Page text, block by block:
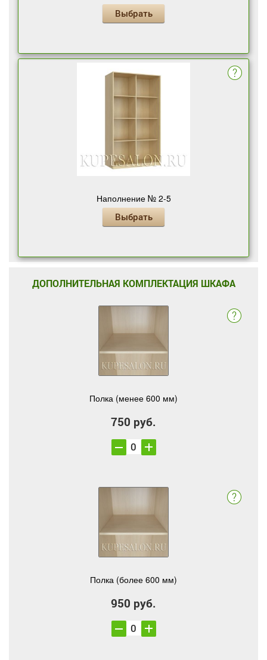
Выбрать
Наполнение № 2-5
Выбрать
ДОПОЛНИТЕЛЬНАЯ КОМПЛЕКТАЦИЯ ШКАФА
Полка (менее 600 мм)
750 руб.
Полка (более 600 мм)
950 руб.